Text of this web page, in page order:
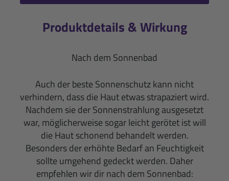
Produktdetails & Wirkung
Nach dem Sonnenbad
Auch der beste Sonnenschutz kann nicht
verhindern, dass die Haut etwas strapaziert wird.
Nachdem sie der Sonnenstrahlung ausgesetzt
war, möglicherweise sogar leicht gerötet ist will
die Haut schonend behandelt werden.
Besonders der erhöhte Bedarf an Feuchtigkeit
sollte umgehend gedeckt werden. Daher
empfehlen wir dir nach dem Sonnenbad: